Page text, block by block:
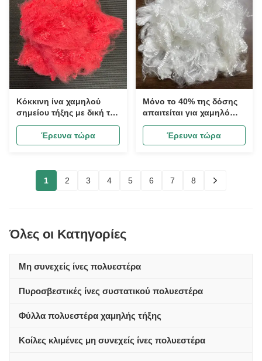
Χώρου
Κόκκινη ίνα χαμηλού
σημείου τήξης με δική της
κόκκινη διαδικασία
βαφής, κατάλληλη για
χωρίς κόλλα σύνδεση και
Έρευνα τώρα
Μόνο το 40% της δόσης
απαιτείται για χαμηλό
σημείο τήξης και
αυξημένη σκληρότητα.
Έρευνα τώρα
1 2 3 4 5 6 7 8
Όλες οι Κατηγορίες
Μη συνεχείς ίνες πολυεστέρα
Πυροσβεστικές ίνες συστατικού πολυεστέρα
Φύλλα πολυεστέρα χαμηλής τήξης
Κοίλες κλιμένες μη συνεχείς ίνες πολυεστέρα